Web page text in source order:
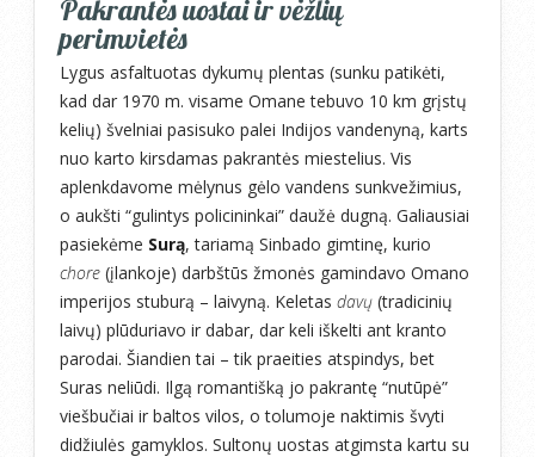
Pakrantės uostai ir vėžlių
perimvietės
Lygus asfaltuotas dykumų plentas (sunku patikėti,
kad dar 1970 m. visame Omane tebuvo 10 km grįstų
kelių) švelniai pasisuko palei Indijos vandenyną, karts
nuo karto kirsdamas pakrantės miestelius. Vis
aplenkdavome mėlynus gėlo vandens sunkvežimius,
o aukšti “gulintys policininkai” daužė dugną. Galiausiai
pasiekėme Surą, tariamą Sinbado gimtinę, kurio
chore (įlankoje) darbštūs žmonės gamindavo Omano
imperijos stuburą – laivyną. Keletas davų (tradicinių
laivų) plūduriavo ir dabar, dar keli iškelti ant kranto
parodai. Šiandien tai – tik praeities atspindys, bet
Suras neliūdi. Ilgą romantišką jo pakrantę “nutūpė”
viešbučiai ir baltos vilos, o tolumoje naktimis švyti
didžiulės gamyklos. Sultonų uostas atgimsta kartu su